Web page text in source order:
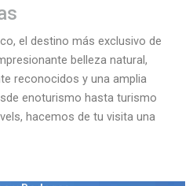
el destino más exclusivo de
belleza natural,
reconocidos y una amplia
enoturismo hasta turismo
hacemos de tu visita una